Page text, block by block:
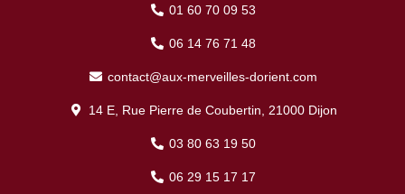
01 60 70 09 53
06 14 76 71 48
contact@aux-merveilles-dorient.com
14 E, Rue Pierre de Coubertin, 21000 Dijon
03 80 63 19 50
06 29 15 17 17